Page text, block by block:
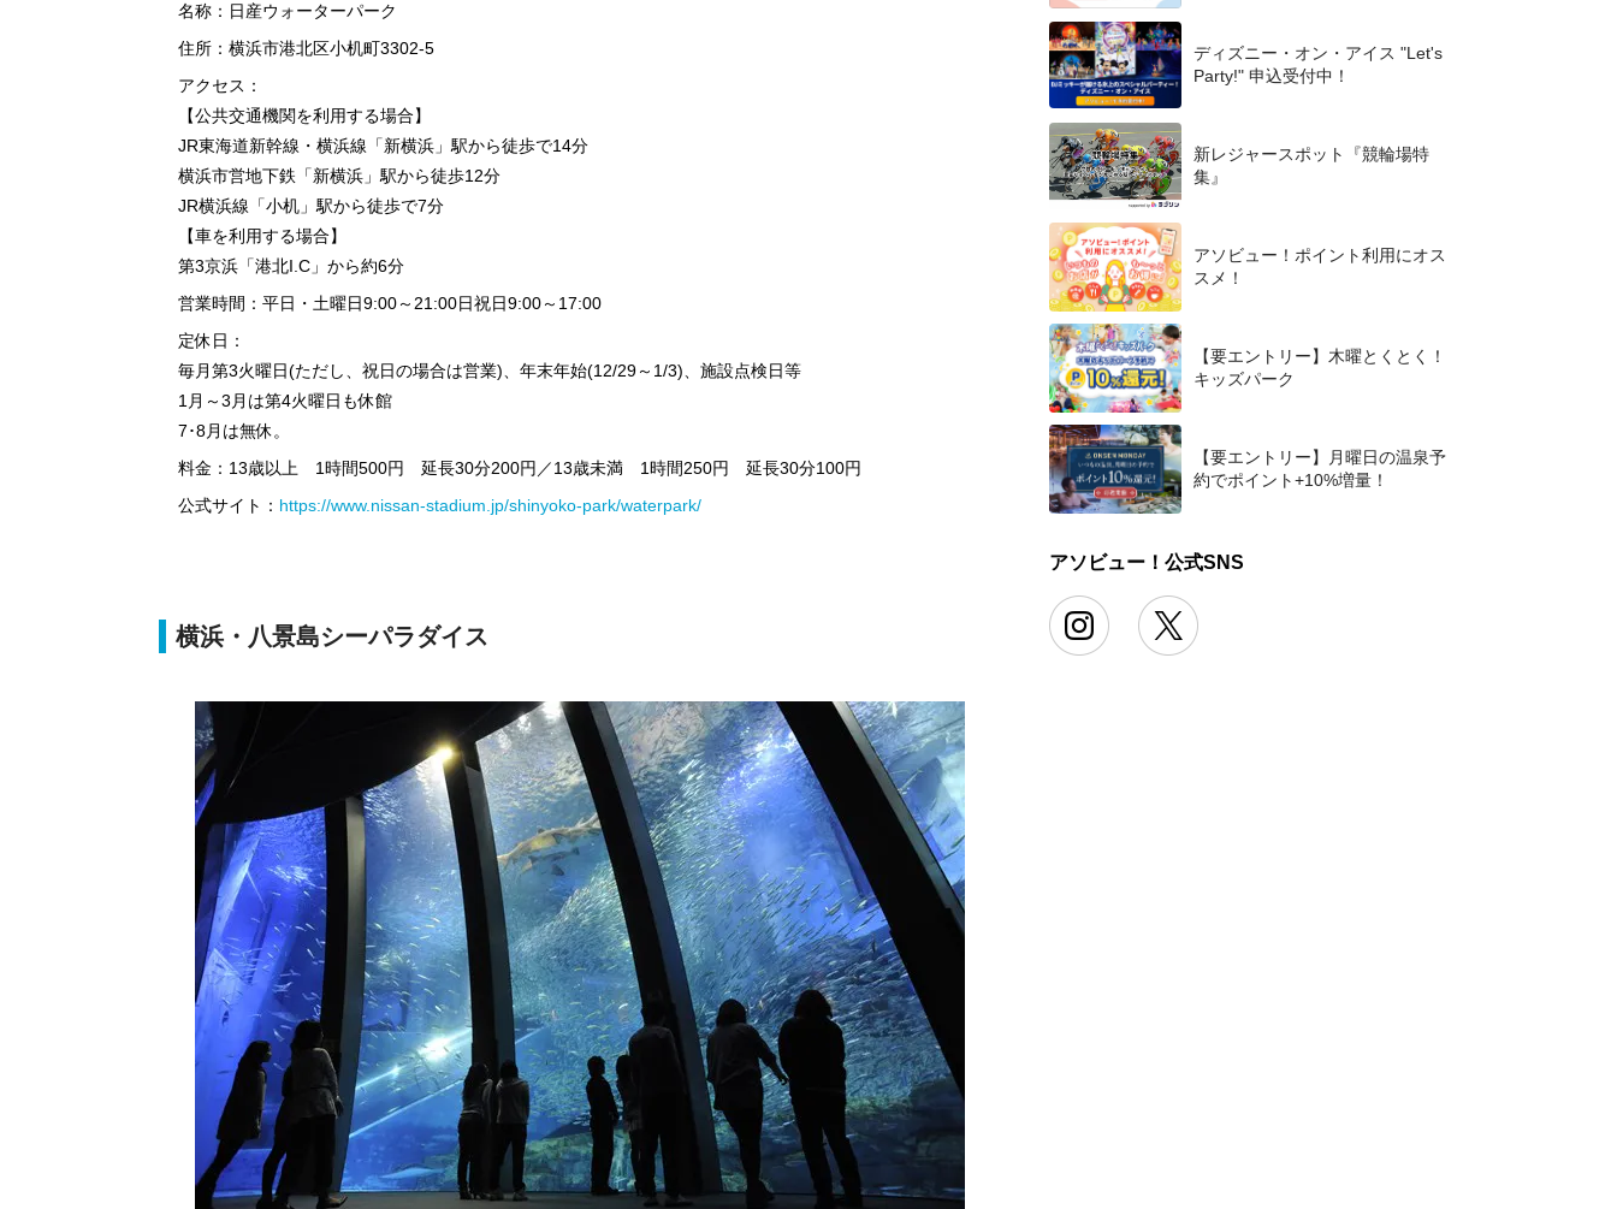
名称：日産ウォーターパーク
住所：横浜市港北区小机町3302-5
アクセス：
【公共交通機関を利用する場合】
JR東海道新幹線・横浜線「新横浜」駅から徒歩で14分
横浜市営地下鉄「新横浜」駅から徒歩12分
JR横浜線「小机」駅から徒歩で7分
【車を利用する場合】
第3京浜「港北I.C」から約6分
営業時間：平日・土曜日9:00～21:00日祝日9:00～17:00
定休日：
毎月第3火曜日(ただし、祝日の場合は営業)、年末年始(12/29～1/3)、施設点検日等
1月～3月は第4火曜日も休館
7･8月は無休。
料金：13歳以上 1時間500円 延長30分200円／13歳未満 1時間250円 延長30分100円
公式サイト： https://www.nissan-stadium.jp/shinyoko-park/waterpark/
横浜・八景島シーパラダイス
ディズニー・オン・アイス "Let's
Party!" 申込受付中！
新レジャースポット『競輪場特
集』
アソビュー！ポイント利用にオス
スメ！
【要エントリー】木曜とくとく！
キッズパーク
【要エントリー】月曜日の温泉予
約でポイント+10%増量！
アソビュー！公式SNS